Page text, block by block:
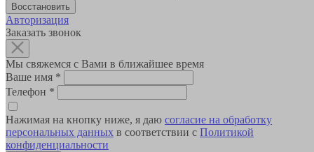
Авторизация
Заказать звонок
Мы свяжемся с Вами в ближайшее время
Ваше имя *
Телефон *
Нажимая на кнопку ниже, я даю согласие на обработку
персональных данных в соответствии с Политикой
конфиденциальности